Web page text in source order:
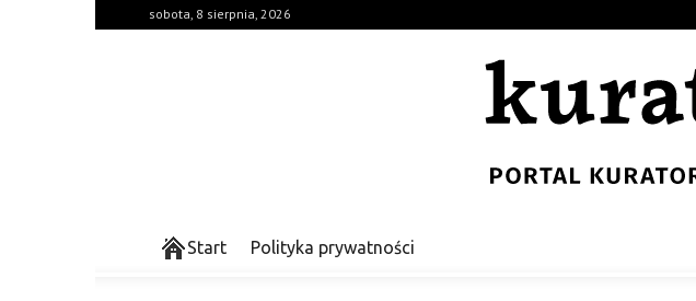
sobota, 8 sierpnia, 2026
Start Polityka prywatności